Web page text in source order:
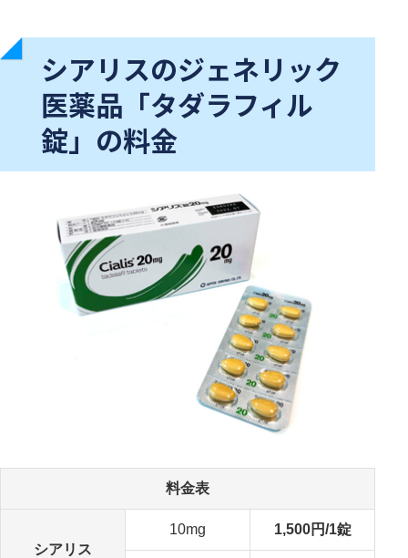
シアリスのジェネリック
医薬品「タダラフィル
錠」の料金
料金表
シアリス
10mg 1,500円/1錠